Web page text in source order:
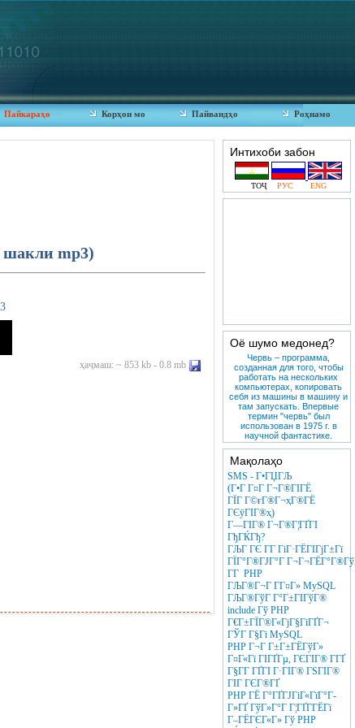
Роҳнамо
Пайвандҳо
Корҳои мо
Пайкараҳо
шакли mp3)
ҳаҷмаш: ~ 853 kb - 0.8 mb
Интихоби забон
ТОҶ РУС ENG
Оё шумо медонед?
Червь – программа,
созданная для того, чтобы
работать на нескольких
компьютерах, копировать
себя из машины в машину и
там запускать. Впервые
термин "червь" был
использован в 1975 г. в
научной фантастике.
Мақолаҳо
SMS - Г•ГЏГЉ
(Г•Г Г¤Г Г¬Г®ГІГЁ
ГЇГ Г©ғГ®Г¬ҳГ®ГЁ
ГЄӯГІГ®ҳ)
Г—ГІГ® Г¬Г®Г¦ГҐГІ
ГђГЌГђ?
ГЉГ ГЄ Г­Г ГіГ·ГЁГІГјГ±Гї
ГЇГ°Г®ГЈГ°Г
Г­Г PHP
ГЉГ®Г¬Г Г­Г¤Г» MySQL
ГЉГ®ГўГ Г°Г±ГІГўГ®
include Гў PHP
Г€Г±ГЇГ®Г«ГјГ§ГіГҐГ¬
ГЎГ Г§Гі MySQL
PHP Г¬Г Г±Г±ГЁГўГ»
Г¤Г«Гї ГІГҐГµ, ГЄГІГ® Г­ГҐ
Г§Г­Г ГҐГІ Г·ГІГ® ГЅГІГ®
ГІГ ГЄГ®ГҐ
PHP ГЁ Г°ГҐГЈГіГ«ГїГ°Г­
Г»ГҐ ГўГ»Г°Г Г¦ГҐГ­ГЁГї
Г–ГЁГЄГ«Г» Гў PHP